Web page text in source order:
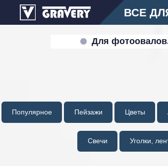
ВСЕ
Для
Популярное Пейзажи Цветы
Свечи Уголки,